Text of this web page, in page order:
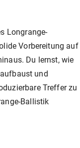
Longrange-
Vorbereitung auf
Du lernst, wie
und
Treffer zu
Ballistik